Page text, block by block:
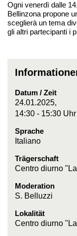
Ogni venerdì dalle
Bellinzona propone
sceglierà un tema
gli altri partecipanti i
Datum / Zeit
24.01.2025,
14:30 - 15:30 Uhr
Sprache
Italiano
Trägerschaft
Centro diurno
Moderation
S. Belluzzi
Lokalität
Centro diurno